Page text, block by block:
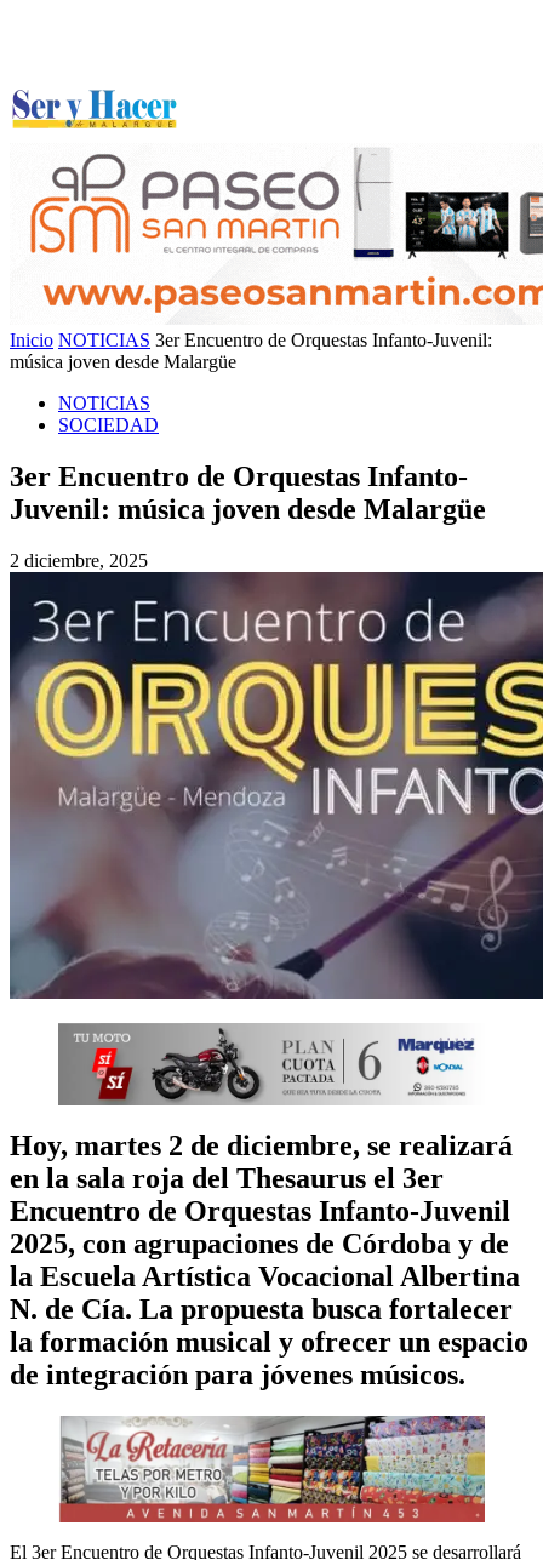
Inicio NOTICIAS 3er Encuentro de Orquestas Infanto-Juvenil:
música joven desde Malargüe
NOTICIAS
SOCIEDAD
3er Encuentro de Orquestas Infanto-
Juvenil: música joven desde Malargüe
2 diciembre, 2025
Hoy, martes 2 de diciembre, se realizará
en la sala roja del Thesaurus el 3er
Encuentro de Orquestas Infanto-Juvenil
2025, con agrupaciones de Córdoba y de
la Escuela Artística Vocacional Albertina
N. de Cía. La propuesta busca fortalecer
la formación musical y ofrecer un espacio
de integración para jóvenes músicos.
El 3er Encuentro de Orquestas Infanto-Juvenil 2025 se desarrollará